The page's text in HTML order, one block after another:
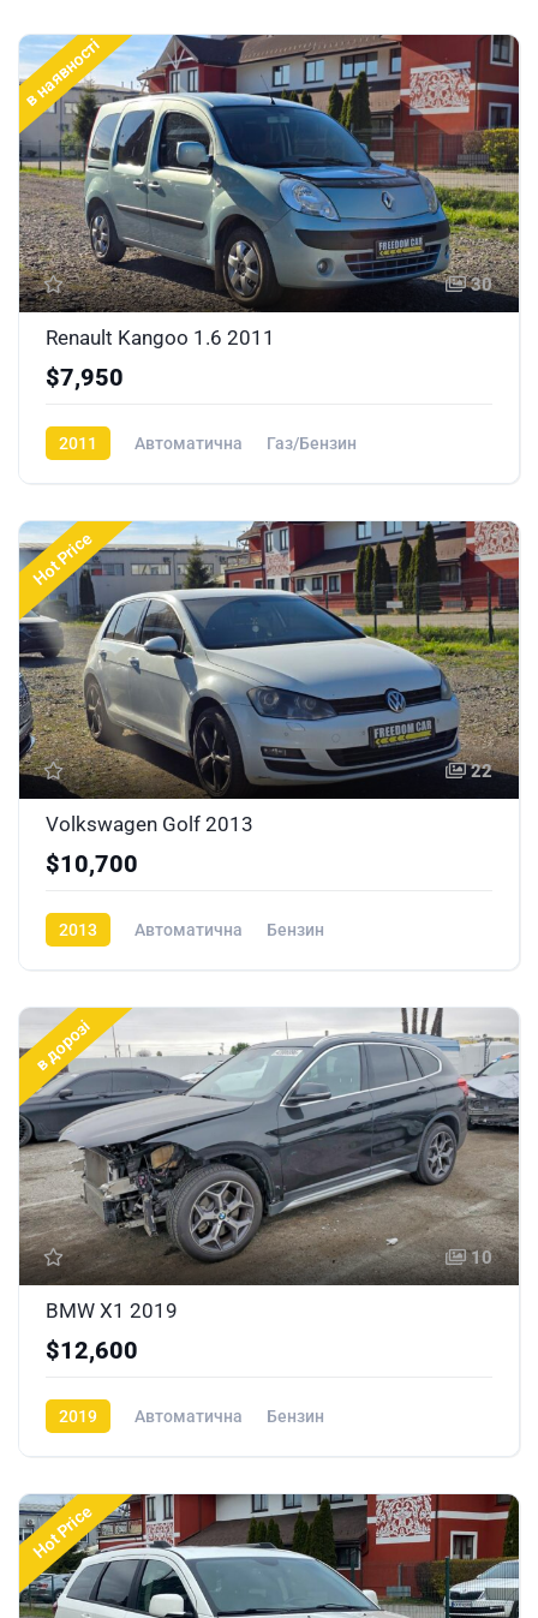
в наявності
30
Renault Kangoo 1.6 2011
$7,950
2011 Автоматична Газ/Бензин
Hot Price
22
Volkswagen Golf 2013
$10,700
2013 Автоматична Бензин
в дорозі
10
BMW X1 2019
$12,600
2019 Автоматична Бензин
Hot Price